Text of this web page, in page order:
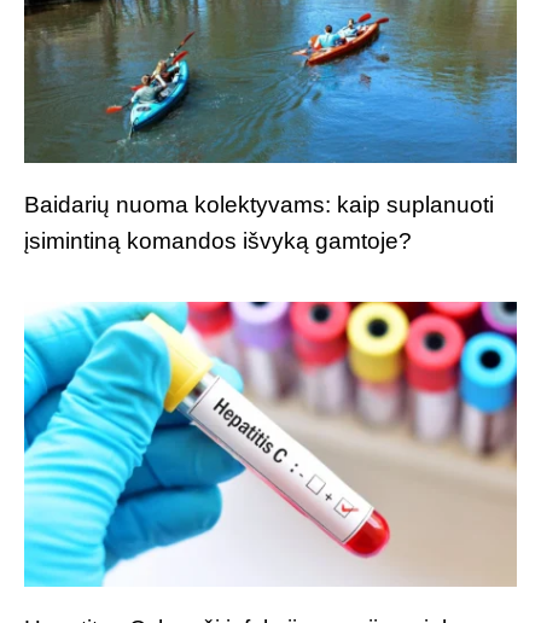
Baidarių nuoma kolektyvams: kaip suplanuoti
įsimintiną komandos išvyką gamtoje?